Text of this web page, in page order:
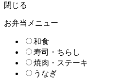
閉じる
お弁当メニュー
和食
寿司・ちらし
焼肉・ステーキ
うなぎ